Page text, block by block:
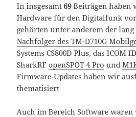
In insgesamt69 Beiträgen haben
Hardware für den Digitalfunk
gehörten unter anderem der lang
Nachfolger des TM-D710G
Systems CS800D Plus, dasICOM
SharkRFopenSPOT 4 Pro und
Firmware-Updates haben wir
thematisiert
Auch im Bereich Software